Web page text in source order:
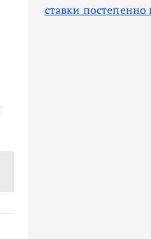
ставки